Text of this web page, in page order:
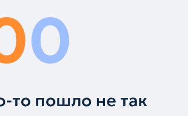
0
то пошло не так